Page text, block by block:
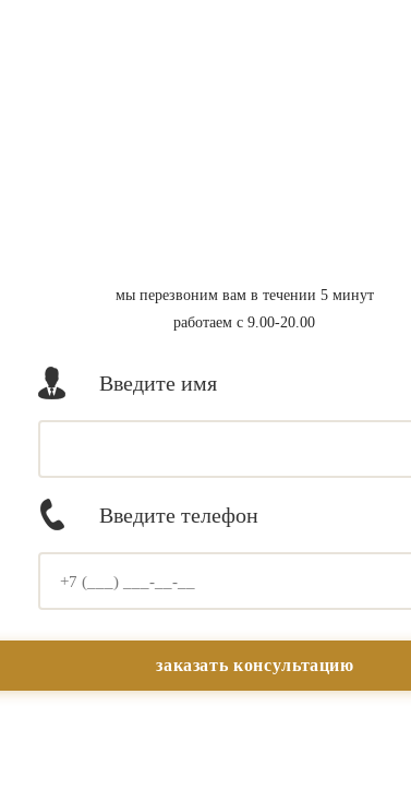
мы перезвоним вам в течении 5 минут
работаем с 9.00-20.00
Введите имя
Введите телефон